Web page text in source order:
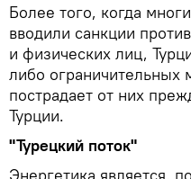
Более того, когда
вводили санкции
и физических лиц,
либо ограничительных
пострадает от них
Турции.
"Турецкий поток"
Энергетика является,